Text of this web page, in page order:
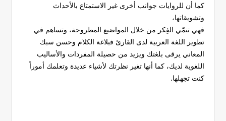
كما أن للروايات جوانب أخرى غير الاستمتاع بالأحداث
وتشويقاتها،
فهي تنمّي الفِكر من خلال المواضيع المطروحة، وتساهم في
تطوير اللغة العربية لدى القارئ فبلاغة الكلام وحسن سبك
المعاني يرقى بلغتك ويزيد من حصيلة المفردات والأساليب
اللغوية لديك، كما أنها تغير نظرتك لأشياء عديدة وتعلمك أموراً
كنت تجهلها.